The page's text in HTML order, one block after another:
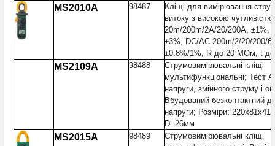
MS2010A 98487
Кліщі для вимірювання
витоку з високою
20m/200m/2A/20/200A, ±1%,
±3%, DC/AC 200m/2/20/200/
±0.8%/1%, R до 20 МОм, t
MS2109A 98488
Струмовимірювальні кліщі
мультифункціональні; Тест
напруги, змінного струму і
Вбудований безконтактний
напруги; Розміри:
D=26мм
MS2015A 98489
Струмовимірювальні кліщі